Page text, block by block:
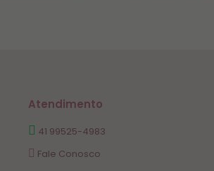
Atendimento
41 99525-4983
Fale Conosco